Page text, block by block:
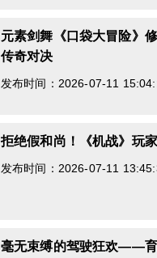
元素剑舞《口袋大冒险》
传奇对决
发布时间：2026-07-11
拒绝假和尚！《机战》玩
发布时间：2026-07-11
毫无束缚的驾驶狂欢——育